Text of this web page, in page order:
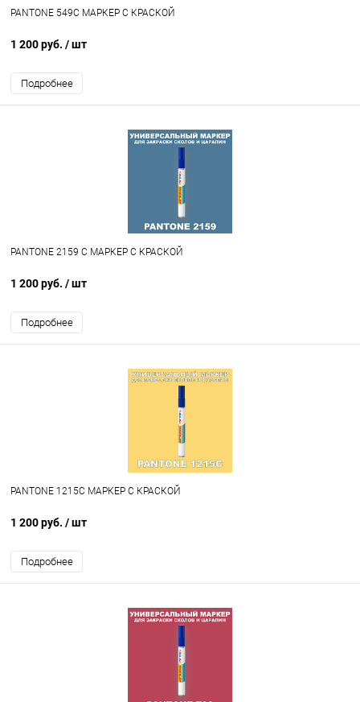
PANTONE 549C МАРКЕР С КРАСКОЙ
1 200 руб. / шт
Подробнее
PANTONE 2159 C МАРКЕР С КРАСКОЙ
1 200 руб. / шт
Подробнее
PANTONE 1215C МАРКЕР С КРАСКОЙ
1 200 руб. / шт
Подробнее